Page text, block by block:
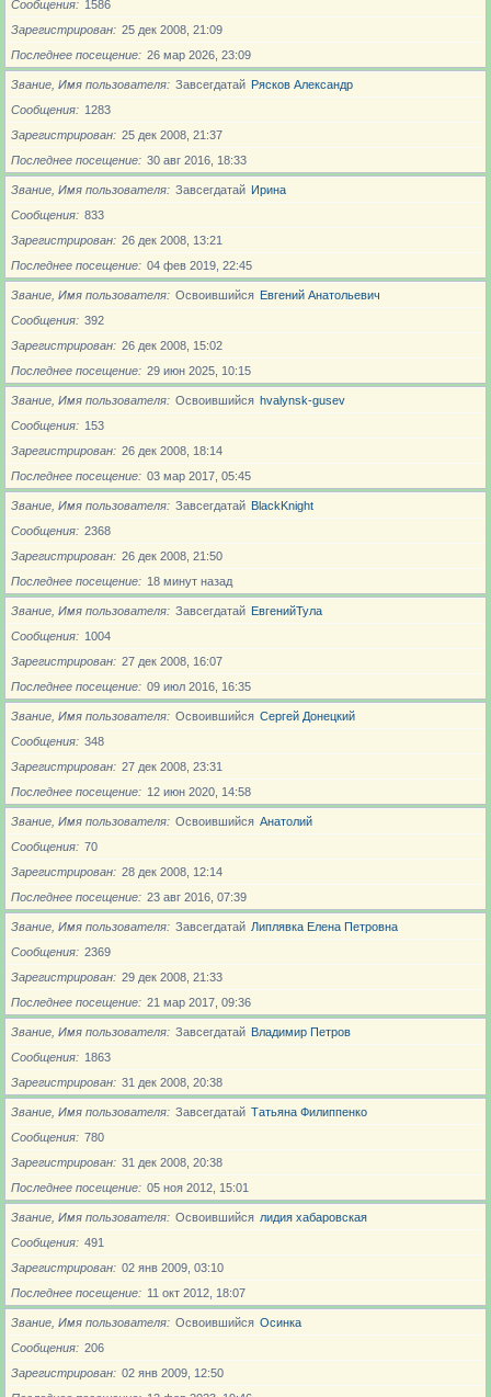
Сообщения
1586
Зарегистрирован
25 дек 2008, 21:09
Последнее посещение
26 мар 2026, 23:09
Звание, Имя пользователя Завсегдатай Рясков Александр
Сообщения
1283
Зарегистрирован
25 дек 2008, 21:37
Последнее посещение
30 авг 2016, 18:33
Звание, Имя пользователя Завсегдатай Ирина
Сообщения
833
Зарегистрирован
26 дек 2008, 13:21
Последнее посещение
04 фев 2019, 22:45
Звание, Имя пользователя Освоившийся Евгений Анатольевич
Сообщения
392
Зарегистрирован
26 дек 2008, 15:02
Последнее посещение
29 июн 2025, 10:15
Звание, Имя пользователя Освоившийся hvalynsk-gusev
Сообщения
153
Зарегистрирован
26 дек 2008, 18:14
Последнее посещение
03 мар 2017, 05:45
Звание, Имя пользователя Завсегдатай BlackKnight
Сообщения
2368
Зарегистрирован
26 дек 2008, 21:50
Последнее посещение
18 минут назад
Звание, Имя пользователя Завсегдатай ЕвгенийТула
Сообщения
1004
Зарегистрирован
27 дек 2008, 16:07
Последнее посещение
09 июл 2016, 16:35
Звание, Имя пользователя Освоившийся Сергей Донецкий
Сообщения
348
Зарегистрирован
27 дек 2008, 23:31
Последнее посещение
12 июн 2020, 14:58
Звание, Имя пользователя Освоившийся Анатолий
Сообщения
70
Зарегистрирован
28 дек 2008, 12:14
Последнее посещение
23 авг 2016, 07:39
Звание, Имя пользователя Завсегдатай Липлявка Елена Петровна
Сообщения
2369
Зарегистрирован
29 дек 2008, 21:33
Последнее посещение
21 мар 2017, 09:36
Звание, Имя пользователя Завсегдатай Владимир Петров
Сообщения
1863
Зарегистрирован
31 дек 2008, 20:38
Звание, Имя пользователя Завсегдатай Татьяна Филиппенко
Сообщения
780
Зарегистрирован
31 дек 2008, 20:38
Последнее посещение
05 ноя 2012, 15:01
Звание, Имя пользователя Освоившийся лидия хабаровская
Сообщения
491
Зарегистрирован
02 янв 2009, 03:10
Последнее посещение
11 окт 2012, 18:07
Звание, Имя пользователя Освоившийся Осинка
Сообщения
206
Зарегистрирован
02 янв 2009, 12:50